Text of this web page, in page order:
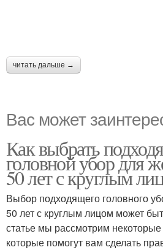
читать дальше →
Вас может
Как выбрать
головной убор для
50 лет с круглым
Выбор подходящего головного
50 лет с круглым лицом может
статье мы рассмотрим некоторые
которые помогут вам сделать